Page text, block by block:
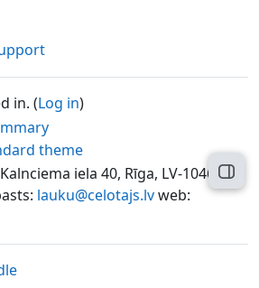
in. (Log in)
theme
iela 40, Rīga, LV-1046,
lauku@celotajs.lvweb: